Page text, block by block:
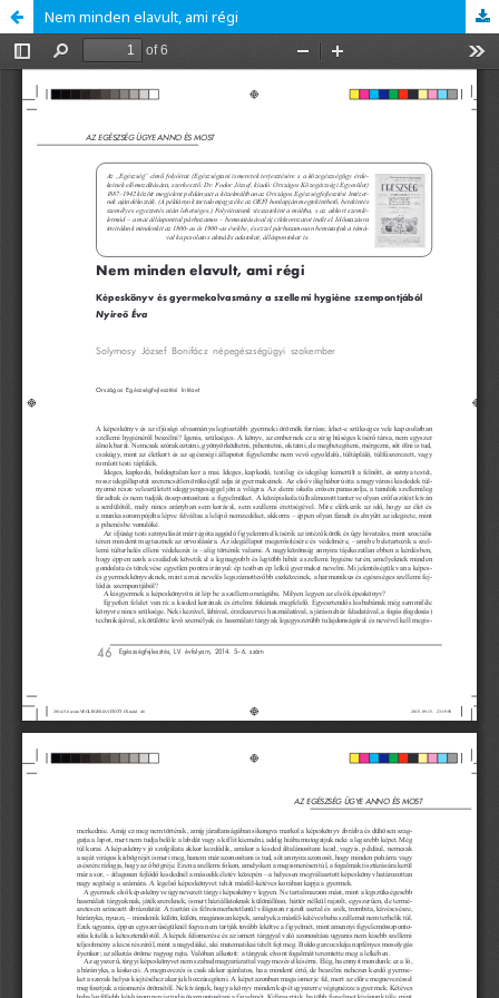
Nem minden elavult, ami régi